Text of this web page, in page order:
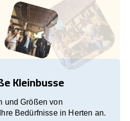
Kleinbusse
und Größen von
Bedürfnisse in Herten an.